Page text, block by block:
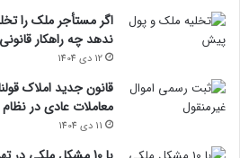
اگر مستأجر ملک را
ندهد چه راهکار
12 دی 1404
قانون جدید املاک
معاملات عادی در
11 دی 1404